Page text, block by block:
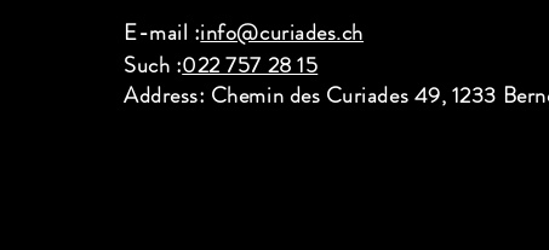
E-mail :info@curiades.ch
Such :022 757 28 15
Address: Chemin des Curiades 49, 1233